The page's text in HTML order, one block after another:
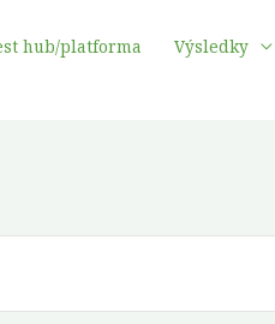
hub/platforma Výsledky